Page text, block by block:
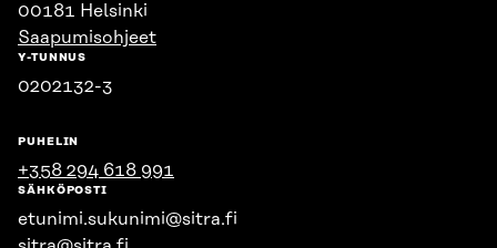
00181 Helsinki
Saapumisohjeet
Y-TUNNUS
0202132-3
PUHELIN
+358 294 618 991
SÄHKÖPOSTI
etunimi.sukunimi@sitra.fi